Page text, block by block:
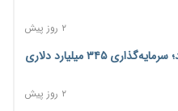
۲ روز پیش
جنگ کریدورها وارد فاز جدید شد؛ سرمایه‌گذاری ۳۴۵ میلیارد دلاری
۲ روز پیش